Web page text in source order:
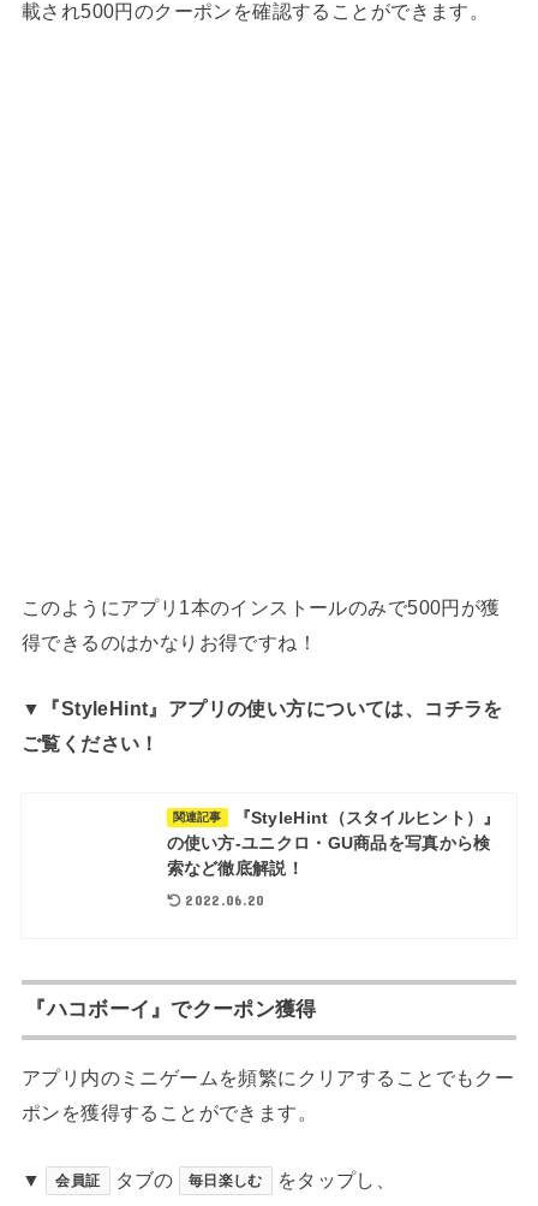
載され500円のクーポンを確認することができます。
このようにアプリ1本のインストールのみで500円が獲
得できるのはかなりお得ですね！
▼『StyleHint』アプリの使い方については、コチラを
ご覧ください！
関連記事
『StyleHint（スタイルヒント）』
の使い方-ユニクロ・GU商品を写真から検
索など徹底解説！
2022.06.20
『ハコボーイ』でクーポン獲得
アプリ内のミニゲームを頻繁にクリアすることでもクー
ポンを獲得することができます。
▼ 会員証 タブの 毎日楽しむ をタップし、